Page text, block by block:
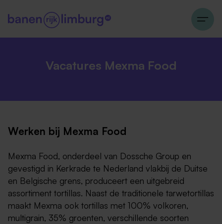
Vacatures Mexma Food
Werken bij Mexma Food
Mexma Food, onderdeel van Dossche Group en
gevestigd in Kerkrade te Nederland vlakbij de Duitse
en Belgische grens, produceert een uitgebreid
assortiment tortillas. Naast de traditionele tarwetortillas
maakt Mexma ook tortillas met 100% volkoren,
multigrain, 35% groenten, verschillende soorten